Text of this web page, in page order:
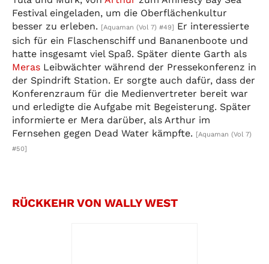
Festival eingeladen, um die Oberflächenkultur
besser zu erleben.
[Aquaman (Vol 7) #49]
Er interessierte
sich für ein Flaschenschiff und Bananenboote und
hatte insgesamt viel Spaß. Später diente Garth als
Meras Leibwächter während der Pressekonferenz in
der Spindrift Station. Er sorgte auch dafür, dass der
Konferenzraum für die Medienvertreter bereit war
und erledigte die Aufgabe mit Begeisterung. Später
informierte er Mera darüber, als Arthur im
Fernsehen gegen Dead Water kämpfte.
[Aquaman (Vol 7)
#50]
RÜCKKEHR VON WALLY WEST